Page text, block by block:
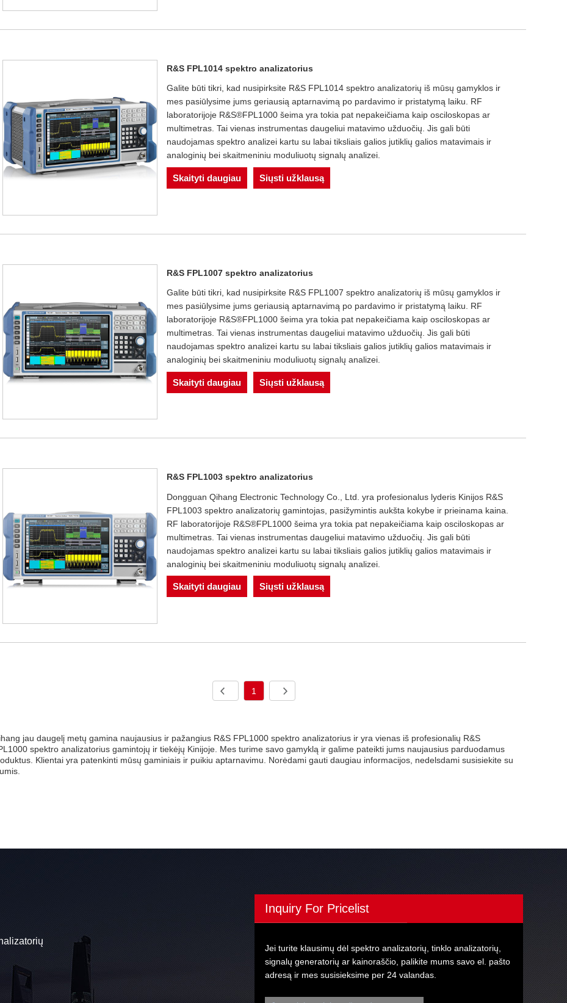
R&S FPL1014 spektro analizatorius
Galite būti tikri, kad nusipirksite R&S FPL1014 spektro analizatorių iš mūsų gamyklos ir
mes pasiūlysime jums geriausią aptarnavimą po pardavimo ir pristatymą laiku. RF
laboratorijoje R&S®FPL1000 šeima yra tokia pat nepakeičiama kaip osciloskopas ar
multimetras. Tai vienas instrumentas daugeliui matavimo užduočių. Jis gali būti
naudojamas spektro analizei kartu su labai tiksliais galios jutiklių galios matavimais ir
analoginių bei skaitmeniniu moduliuotų signalų analizei.
Skaityti daugiau Siųsti užklausą
R&S FPL1007 spektro analizatorius
Galite būti tikri, kad nusipirksite R&S FPL1007 spektro analizatorių iš mūsų gamyklos ir
mes pasiūlysime jums geriausią aptarnavimą po pardavimo ir pristatymą laiku. RF
laboratorijoje R&S®FPL1000 šeima yra tokia pat nepakeičiama kaip osciloskopas ar
multimetras. Tai vienas instrumentas daugeliui matavimo užduočių. Jis gali būti
naudojamas spektro analizei kartu su labai tiksliais galios jutiklių galios matavimais ir
analoginių bei skaitmeniniu moduliuotų signalų analizei.
Skaityti daugiau Siųsti užklausą
R&S FPL1003 spektro analizatorius
Dongguan Qihang Electronic Technology Co., Ltd. yra profesionalus lyderis Kinijos R&S
FPL1003 spektro analizatorių gamintojas, pasižymintis aukšta kokybe ir prieinama kaina.
RF laboratorijoje R&S®FPL1000 šeima yra tokia pat nepakeičiama kaip osciloskopas ar
multimetras. Tai vienas instrumentas daugeliui matavimo užduočių. Jis gali būti
naudojamas spektro analizei kartu su labai tiksliais galios jutiklių galios matavimais ir
analoginių bei skaitmeniniu moduliuotų signalų analizei.
Skaityti daugiau Siųsti užklausą
1
jau daugelį metų gamina naujausius ir pažangius R&S FPL1000 spektro analizatorius ir yra vienas iš profesionalių R&S
spektro analizatorius gamintojų ir tiekėjų Kinijoje. Mes turime savo gamyklą ir galime pateikti jums naujausius parduodamus
Klientai yra patenkinti mūsų gaminiais ir puikiu aptarnavimu. Norėdami gauti daugiau informacijos, nedelsdami susisiekite su
Inquiry For Pricelist
Jei turite klausimų dėl spektro analizatorių, tinklo analizatorių,
signalų generatorių ar kainoraščio, palikite mums savo el. pašto
adresą ir mes susisieksime per 24 valandas.